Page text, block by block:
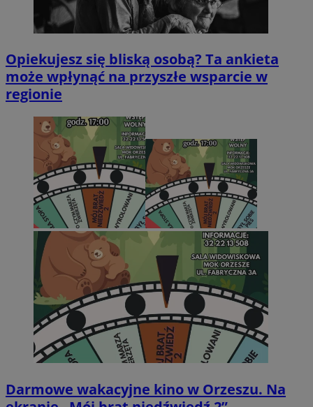
Opiekujesz się bliską osobą? Ta ankieta
może wpłynąć na przyszłe wsparcie w
regionie
Darmowe wakacyjne kino w Orzeszu. Na